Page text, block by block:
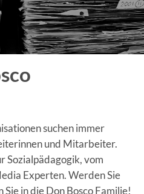
suchen immer
und Mitarbeiter.
Sozialpädagogik, vom
Experten. Werden Sie
Sie in die Don Bosco Familie!